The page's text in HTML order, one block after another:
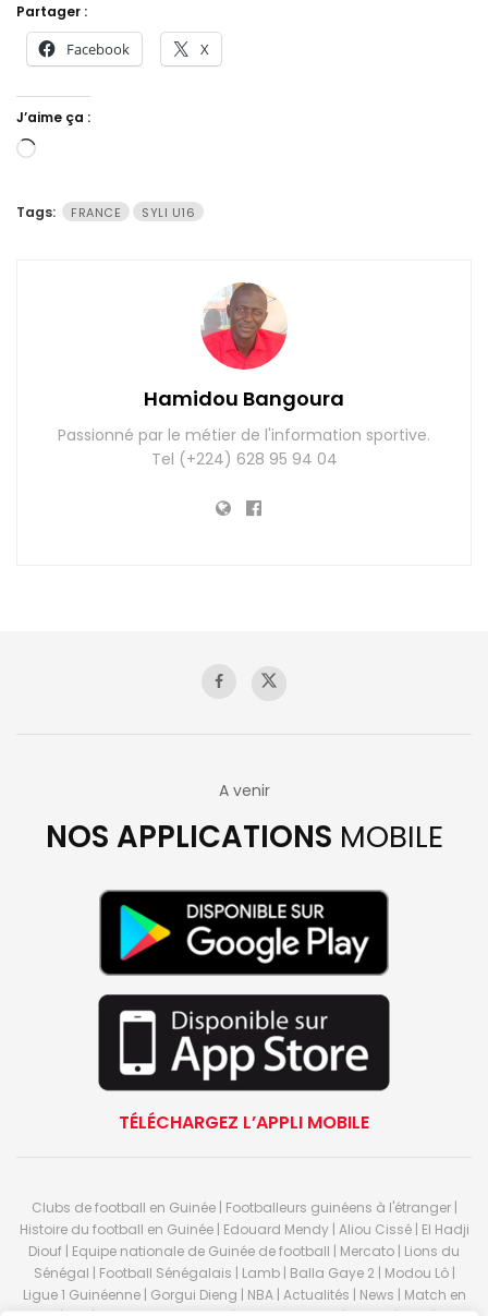
Partager :
Facebook X
J’aime ça :
Chargement…
Tags: FRANCE SYLI U16
Hamidou Bangoura
Passionné par le métier de l'information sportive.
Tel (+224) 628 95 94 04
A venir
NOS APPLICATIONS MOBILE
TÉLÉCHARGEZ L’APPLI MOBILE
Clubs de football en Guinée | Footballeurs guinéens à l'étranger |
Histoire du football en Guinée | Edouard Mendy | Aliou Cissé | El Hadji
Diouf | Equipe nationale de Guinée de football | Mercato | Lions du
Sénégal | Football Sénégalais | Lamb | Balla Gaye 2 | Modou Lô |
Ligue 1 Guinéenne | Gorgui Dieng | NBA | Actualités | News | Match en